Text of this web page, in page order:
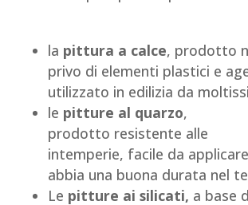
la pittura a calce, prodotto
privo di elementi plastici e
utilizzato in edilizia da
le pitture al quarzo,
prodotto resistente alle
intemperie, facile da
abbia una buona durata nel
Le pitture ai silicati, a base